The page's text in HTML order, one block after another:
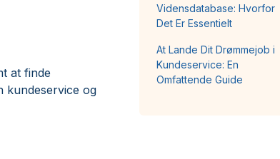
at finde
kundeservice og
Vidensdatabase: Hvorfor
Det Er Essentielt
At Lande Dit Drømmejob i
Kundeservice: En
Omfattende Guide